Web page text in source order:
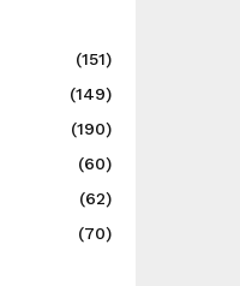
(151)
(149)
(190)
(60)
(62)
(70)